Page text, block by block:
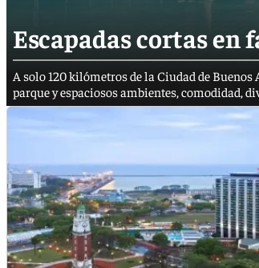
Escapadas cortas en
A solo 120 kilómetros de la Ciudad de
parque y espaciosos ambientes, comodidad,